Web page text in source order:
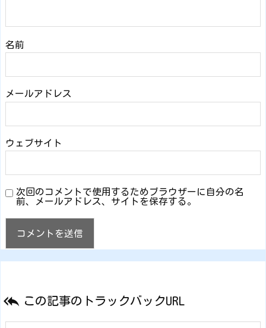
名前
メールアドレス
ウェブサイト
次回のコメントで使用するためブラウザーに自分の名
前、メールアドレス、サイトを保存する。
 この記事のトラックバックURL